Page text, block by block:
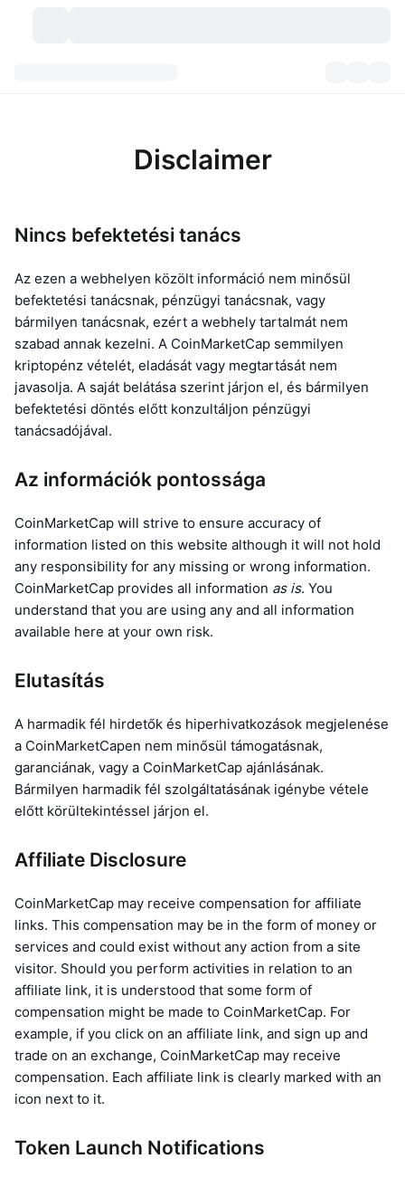
Történelmi pillanatképek
Token feloldások
Hozamok
Valós eszközök
Ranglisták
Felkapott
Nemrég hozzáadott
Nyertesek és vesztesek
Leglátogatottabb
Közösségi hangulat
Láncrangsor
Jóslási piacok
Új
Kripto
Politika
Sportok
Pénzügy
Technológia
NFT
Azonnali piac
Kriptovaluták száma
Bitcoin kincstárak
BNB kincstárak
Tőzsdei beáramlások/kiáramlások
Altcoin szezon index
Piaciciklus-indikátorok
Bitcoin dominancia
CoinMarketCap 20 index
CoinMarketCap 100 index
ETF-áramlások
Bitcoin ETF-ek
Ethereum ETF-ek
Technikai elemzés
RSI
MACD
Áttekintés
Felkapott
Új
Emelkedők
Mém felfedező
Legjobb kereskedők
Centralizált tőzsdék
Azonnali
Származékos termékek
Decentralizált tőzsdék
Azonnali
Származékos termékek
Közösség
Hírfolyam
Témák
Élő
Cikkek
API
API
Kripto API
DEX API
Források
Dokumentáció
CMC Ügynöki Központ
Készségek piactere
Termékek
Termékek
Váltó
CMC Labs
CMC Max
Legfontosabb hírek
Telegram Bot
Hirdetés
Oldal widgetek
Academy
Kutatás
Videók
Szótár
Airdropok
Disclaimer
Nincs befektetési tanács
Az ezen a webhelyen közölt információ nem minősül
befektetési tanácsnak, pénzügyi tanácsnak, vagy
bármilyen tanácsnak, ezért a webhely tartalmát nem
szabad annak kezelni. A CoinMarketCap semmilyen
kriptopénz vételét, eladását vagy megtartását nem
javasolja. A saját belátása szerint járjon el, és bármilyen
befektetési döntés előtt konzultáljon pénzügyi
tanácsadójával.
Az információk pontossága
CoinMarketCap will strive to ensure accuracy of
information listed on this website although it will not hold
any responsibility for any missing or wrong information.
CoinMarketCap provides all information as is. You
understand that you are using any and all information
available here at your own risk.
Elutasítás
A harmadik fél hirdetők és hiperhivatkozások megjelenése
a CoinMarketCapen nem minősül támogatásnak,
garanciának, vagy a CoinMarketCap ajánlásának.
Bármilyen harmadik fél szolgáltatásának igénybe vétele
előtt körültekintéssel járjon el.
Affiliate Disclosure
CoinMarketCap may receive compensation for affiliate
links. This compensation may be in the form of money or
services and could exist without any action from a site
visitor. Should you perform activities in relation to an
affiliate link, it is understood that some form of
compensation might be made to CoinMarketCap. For
example, if you click on an affiliate link, and sign up and
trade on an exchange, CoinMarketCap may receive
compensation. Each affiliate link is clearly marked with an
icon next to it.
Token Launch Notifications